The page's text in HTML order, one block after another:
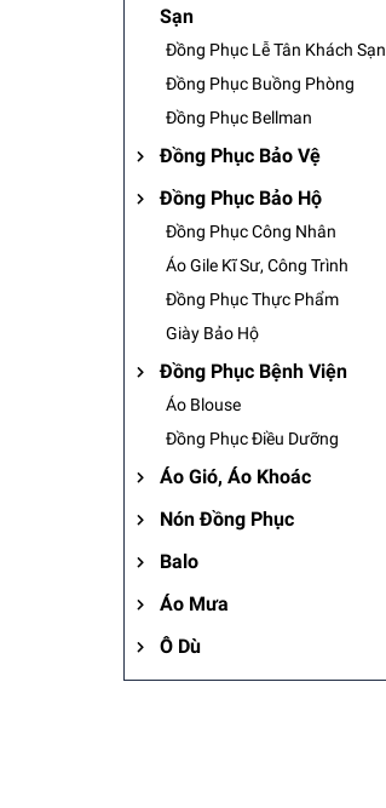
Sạn
Đồng Phục Lễ Tân Khách Sạn
Đồng Phục Buồng Phòng
Đồng Phục Bellman
Đồng Phục Bảo Vệ
Đồng Phục Bảo Hộ
Đồng Phục Công Nhân
Áo Gile Kĩ Sư, Công Trình
Đồng Phục Thực Phẩm
Giày Bảo Hộ
Đồng Phục Bệnh Viện
Áo Blouse
Đồng Phục Điều Dưỡng
Áo Gió, Áo Khoác
Nón Đồng Phục
Balo
Áo Mưa
Ô Dù